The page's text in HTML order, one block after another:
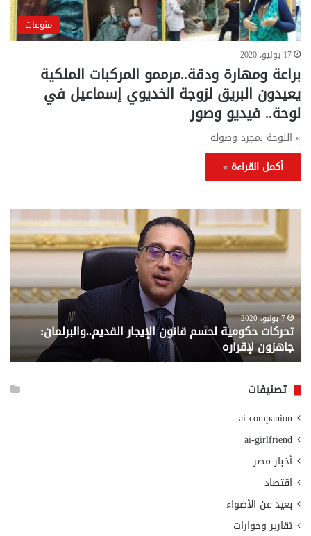
منوعات
17 يوليو، 2020
براعة ومهارة ودقة..مرممو المركبات الملكية
يعيدون البريق لزوجة الخديوي إسماعيل في
لوحة.. فيديو وصور
» اللوحة بمجرد وصوله
أكمل القراءة »
تحركات
حكومية
لحسم
قانون
القديم..والبرلمان:
جاهزون
لإقراره
7 يوليو، 2020
تحركات حكومية لحسم قانون الإيجار القديم..والبرلمان:
جاهزون لإقراره
..
من
تصنيفات
ai companion
ai-girlfriend
أخبار مصر
اقتصاد
بعيد عن الأضواء
تقارير وحوارات